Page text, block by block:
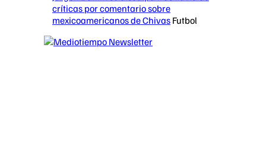
críticas por comentario sobre
mexicoamericanos de Chivas Futbol